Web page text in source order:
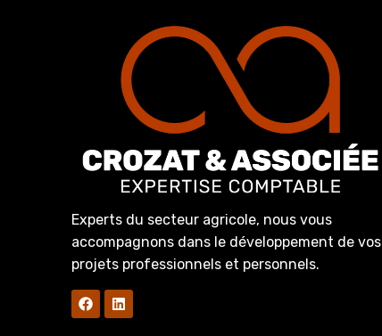
Experts du secteur agricole, nous vous
accompagnons dans le développement de vos
projets professionnels et personnels.